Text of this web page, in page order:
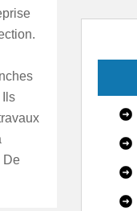
Ils
De